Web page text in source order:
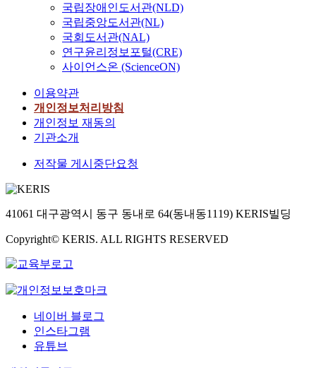
국립장애인도서관(NLD)
국립중앙도서관(NL)
국회도서관(NAL)
연구윤리정보포털(CRE)
사이언스온 (ScienceON)
이용약관
개인정보처리방침
개인정보 재동의
기관소개
저작물 게시중단요청
41061 대구광역시 동구 동내로 64(동내동1119) KERIS빌딩
Copyright© KERIS. ALL RIGHTS RESERVED
네이버 블로그
인스타그램
유튜브